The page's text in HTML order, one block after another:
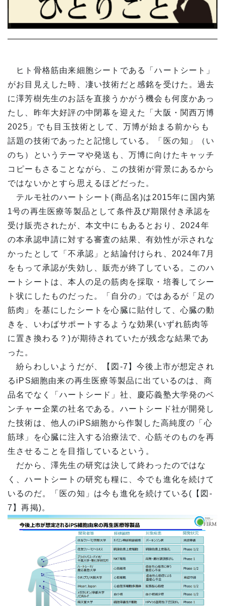
ヒト骨格筋由来細胞シートである「ハートシート」
がお目見えした時、凄い技術だと感銘を受けた。過去
に澤芳樹先生のお話を直接うかがう機会も何度かあっ
たし、昨年大好評の中閉幕を迎えた「大阪・関西万博
2025」でも目玉技術として、万博が始まる前からも
話題の技術であったと記憶している。「医の知」（い
のち）というテーマや発送も、万博に向けたキャッチ
コピーもさることながら、この技術が背景にあるから
ではないかとすら思えるほどだった。
テルモ社のハートシート(商品名)は2015年に国内第
1号の再生医療等製品として条件及び期限付き承認を
受け販売されたが、本文中にもあるとおり、2024年
の本承認申請に対する審査の結果、有効性が示されな
かったとして「不承認」と結論付けられ、2024年7月
をもって承認が失効し、販売が終了している。このハ
ートシートは、本人の足の筋肉を採取・培養してシー
ト状にしたものだった。「自分の」ではあるが「足の
筋肉」を基にしたシートを心臓に貼付して、心臓の動
きを、いわばサポートするような効果(いずれ筋肉等
に置き換わる？)が期待されていたが残念な結果であ
った。
紛らわしいようだが、【図‐7】今後上市が想定され
るiPS細胞由来の再生医療等製品に出ているのは、商
品名でなく「ハートシード」社、慶応義塾大学発のベ
ンチャー企業の社名である。ハートシード社が開発し
た技術は、他人のiPS細胞から作製した高純度の「心
筋球」を心臓に注入する治療法で、心筋そのものを再
生させることを目指しているという。
だから、澤先生の研究は決して終わったのではな
く、ハートシートの研究も糧に、今でも進化を続けて
いるのだ。「医の知」は今も進化を続けている(【図‐
7】再掲)。